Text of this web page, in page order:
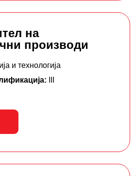
на
производи
и технологија